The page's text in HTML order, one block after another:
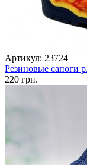
Артикул: 23724
Резиновые сапоги
220 грн.